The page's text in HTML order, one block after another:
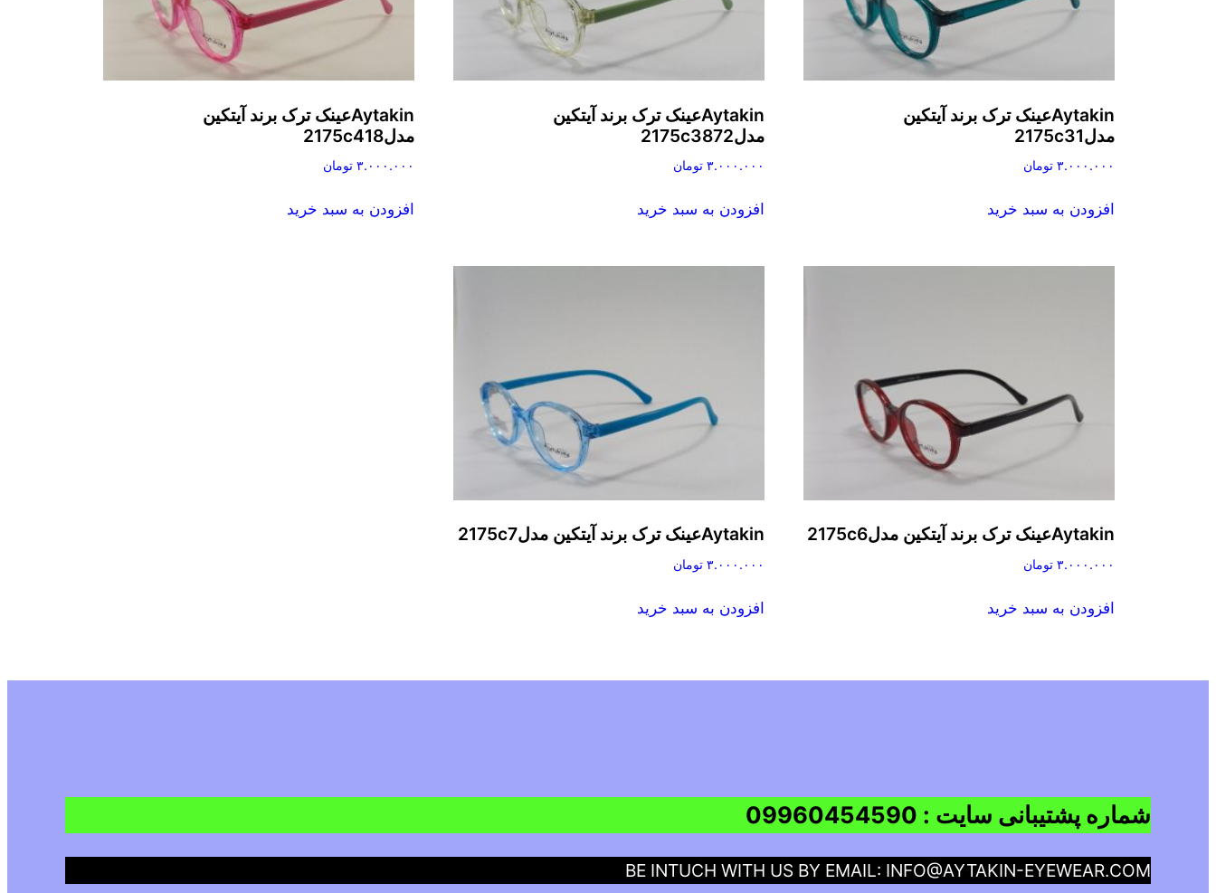
Aytakinعینک ترک برند آیتکین
مدل2175c31
۳.۰۰۰.۰۰۰ تومان
افزودن به سبد خرید
Aytakinعینک ترک برند آیتکین
مدل2175c3872
۳.۰۰۰.۰۰۰ تومان
افزودن به سبد خرید
Aytakinعینک ترک برند آیتکین
مدل2175c418
۳.۰۰۰.۰۰۰ تومان
افزودن به سبد خرید
Aytakinعینک ترک برند آیتکین مدل2175c6
۳.۰۰۰.۰۰۰ تومان
افزودن به سبد خرید
Aytakinعینک ترک برند آیتکین مدل2175c7
۳.۰۰۰.۰۰۰ تومان
افزودن به سبد خرید
شماره پشتیبانی سایت : 09960454590
BE INTUCH WITH US BY EMAIL: INFO@AYTAKIN-EYEWEAR.COM